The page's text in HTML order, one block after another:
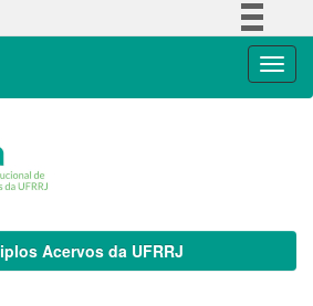
Acervos da UFRRJ